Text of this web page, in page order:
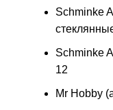
Schminke
Schminke
12
Mr Hobby